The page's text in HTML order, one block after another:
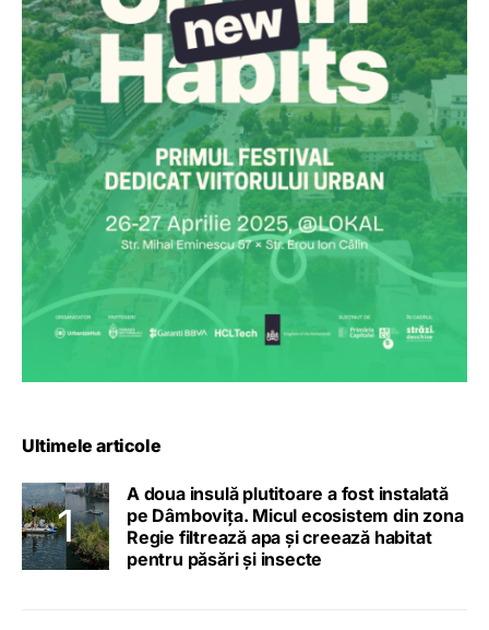
Ultimele articole
A doua insulă plutitoare a fost instalată
pe Dâmbovița. Micul ecosistem din zona
Regie filtrează apa și creează habitat
pentru păsări și insecte